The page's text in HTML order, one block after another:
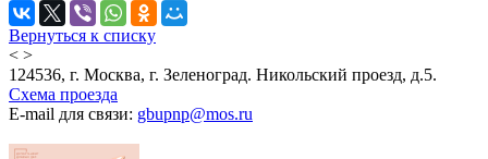
Вернуться к списку
< >
124536, г. Москва, г. Зеленоград. Никольский проезд, д.5.
Схема проезда
E-mail для связи: gbupnp@mos.ru